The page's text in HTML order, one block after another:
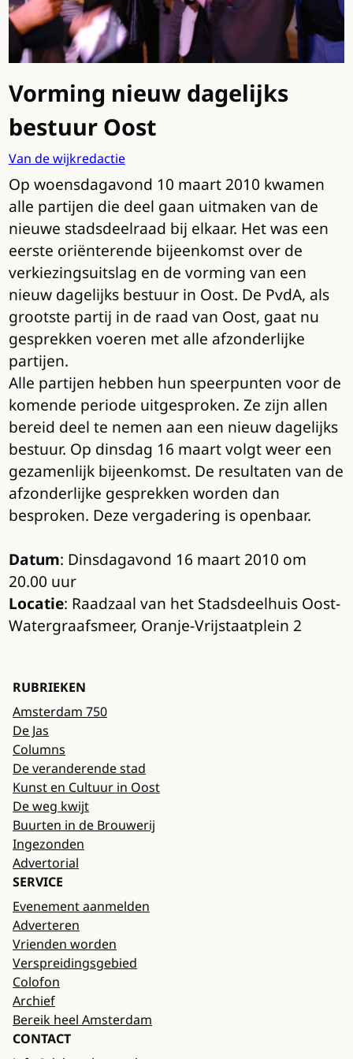
Vorming nieuw dagelijks
bestuur Oost
Van de wijkredactie
Op woensdagavond 10 maart 2010 kwamen
alle partijen die deel gaan uitmaken van de
nieuwe stadsdeelraad bij elkaar. Het was een
eerste oriënterende bijeenkomst over de
verkiezingsuitslag en de vorming van een
nieuw dagelijks bestuur in Oost. De PvdA, als
grootste partij in de raad van Oost, gaat nu
gesprekken voeren met alle afzonderlijke
partijen.
Alle partijen hebben hun speerpunten voor de
komende periode uitgesproken. Ze zijn allen
bereid deel te nemen aan een nieuw dagelijks
bestuur. Op dinsdag 16 maart volgt weer een
gezamenlijk bijeenkomst. De resultaten van de
afzonderlijke gesprekken worden dan
besproken. Deze vergadering is openbaar.
Datum: Dinsdagavond 16 maart 2010 om
20.00 uur
Locatie: Raadzaal van het Stadsdeelhuis Oost-
Watergraafsmeer, Oranje-Vrijstaatplein 2
RUBRIEKEN
Amsterdam 750
De Jas
Columns
De veranderende stad
Kunst en Cultuur in Oost
De weg kwijt
Buurten in de Brouwerij
Ingezonden
Advertorial
SERVICE
Evenement aanmelden
Adverteren
Vrienden worden
Verspreidingsgebied
Colofon
Archief
Bereik heel Amsterdam
CONTACT